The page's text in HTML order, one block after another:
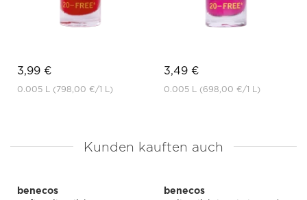
3,99 €
0.005 L (798,00 €/1 L)
3,49 €
0.005 L (698,00 €/1 L)
Kunden kauften auch
benecos
benecos